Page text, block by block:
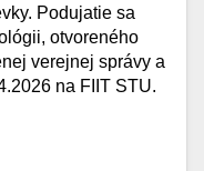
Podujatie sa
otvoreného
verejnej správy a
na FIIT STU.